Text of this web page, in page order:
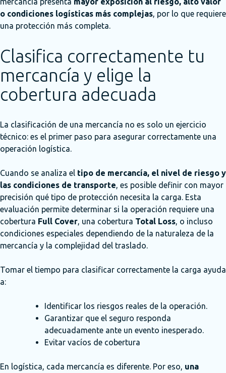
o condiciones logísticas más complejas, por lo que requiere
una protección más completa.
Clasifica correctamente tu
mercancía y elige la
cobertura adecuada
La clasificación de una mercancía no es solo un ejercicio
técnico: es el primer paso para asegurar correctamente una
operación logística.
Cuando se analiza el tipo de mercancía, el nivel de riesgo y
las condiciones de transporte, es posible definir con mayor
precisión qué tipo de protección necesita la carga. Esta
evaluación permite determinar si la operación requiere una
cobertura Full Cover, una cobertura Total Loss, o incluso
condiciones especiales dependiendo de la naturaleza de la
mercancía y la complejidad del traslado.
Tomar el tiempo para clasificar correctamente la carga ayuda
a:
Identificar los riesgos reales de la operación.
Garantizar que el seguro responda
adecuadamente ante un evento inesperado.
Evitar vacíos de cobertura
En logística, cada mercancía es diferente. Por eso, una